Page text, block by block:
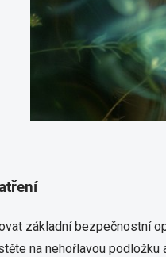
základní bezpečnostní
na nehořlavou